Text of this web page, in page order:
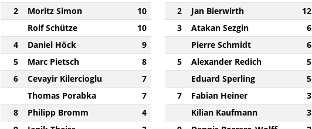
2
Moritz Simon
10
Rolf Schütze
10
4
Daniel Höck
9
5
Marc Pietsch
8
6
Cevayir Kilercioglu
7
Thomas Porabka
7
8
Philipp Bromm
4
2
Jan Bierwirth
12
3
Atakan Sezgin
6
Pierre Schmidt
6
5
Alexander Redich
5
Eduard Sperling
5
7
Fabian Heiner
3
Kilian Kaufmann
3